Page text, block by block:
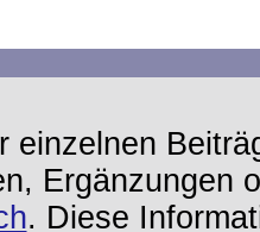
einzelnen
Ergänzungen
. Diese